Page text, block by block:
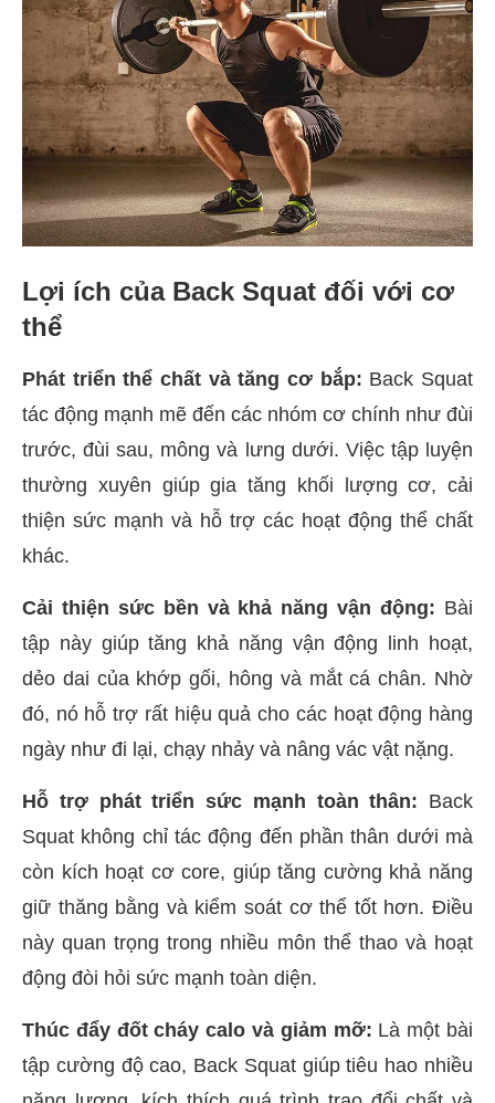
Lợi ích của Back Squat đối với cơ
thể
Phát triển thể chất và tăng cơ bắp: Back Squat
tác động mạnh mẽ đến các nhóm cơ chính như đùi
trước, đùi sau, mông và lưng dưới. Việc tập luyện
thường xuyên giúp gia tăng khối lượng cơ, cải
thiện sức mạnh và hỗ trợ các hoạt động thể chất
khác.
Cải thiện sức bền và khả năng vận động: Bài
tập này giúp tăng khả năng vận động linh hoạt,
dẻo dai của khớp gối, hông và mắt cá chân. Nhờ
đó, nó hỗ trợ rất hiệu quả cho các hoạt động hàng
ngày như đi lại, chạy nhảy và nâng vác vật nặng.
Hỗ trợ phát triển sức mạnh toàn thân: Back
Squat không chỉ tác động đến phần thân dưới mà
còn kích hoạt cơ core, giúp tăng cường khả năng
giữ thăng bằng và kiểm soát cơ thể tốt hơn. Điều
này quan trọng trong nhiều môn thể thao và hoạt
động đòi hỏi sức mạnh toàn diện.
Thúc đẩy đốt cháy calo và giảm mỡ: Là một bài
tập cường độ cao, Back Squat giúp tiêu hao nhiều